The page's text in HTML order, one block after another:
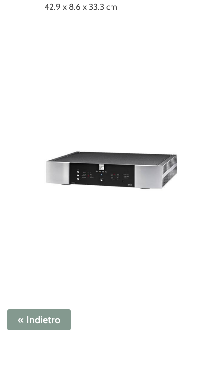
42.9 x 8.6 x 33.3 cm
« Indietro